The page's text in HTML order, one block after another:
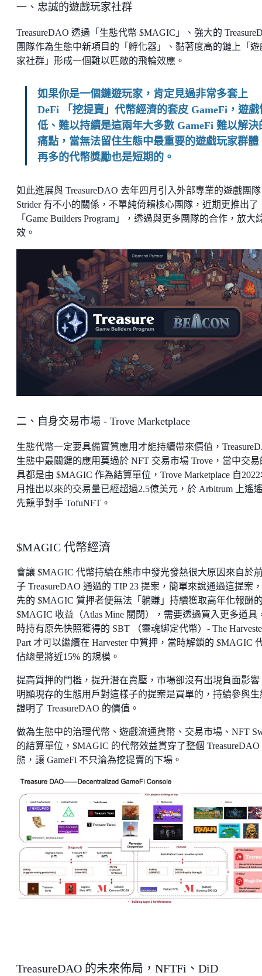
一、忠誠的遊戲玩家社群
TreasureDAO 透過「生態代幣 $MAGIC」、強大的
團隊作為生態中新項目的「孵化器」、黏著度高的鏈上「遊
家社群」形成一個難以匹敵的飛輪效應。
如果你是一個鏈遊玩家，肯定見過非常多套上
DeFi 「挖提賣」代幣經濟的套皮 GameFi，遊戲
低、難以持續是這兩年大多數 GameFi 難以解決
痛點，當無法留住生態中最重要的遊戲玩家群體
再多的代幣獎勵也是短期的。
如此進展與 TreasureDAO 去年四月引入外部專業的遊戲團隊
Strider 有不小的關係，不單純倚賴核心團隊，近期更推出了
「Game Builders Program」，透過與更多團隊的合作，放大
效。
二、自身交易市場 - Trove Marketplace
生態代幣一定要具備實質應用才能持續帶來價值，
生態中最關鍵的應用莫過於 NFT 交易市場 Trove，當中交易
具都是由 $MAGIC 作為結算單位，Trove Marketplace 自
月推出以來的交易量已經超過2.5億美元，於 Arbitrum 上遙
先競爭對手 TofuNFT。
$MAGIC 代幣經濟
會讓 $MAGIC 代幣持續在熊市中發光發熱很大原因來自於
子 TreasureDAO 通過的 TIP 23 提案，簡單來說通過這提案
先的 $MAGIC 質押者便無法「躺賺」持續獲取高年化報酬
$MAGIC 收益（Atlas Mine 關閉），需要透過買入更多道具
時持有原先快照獲得的 SBT （靈魂綁定代幣）- The
Part 才可以繼續在 Harvester 中質押，當時解鎖的 $MAGIC
佔總量將近15% 的規模。
提高質押的門檻，提升潛在賣壓，市場卻沒有出現負面影響
明顯現存的生態用戶對這樣子的提案是買單的，持續參與生
證明了 TreasureDAO 的價值。
做為生態中的治理代幣、遊戲流通貨幣、交易市場、NFT
的結算單位，$MAGIC 的代幣效益貫穿了整個 TreasureDAO
態，讓 GameFi 不只淪為挖提賣的下場。
TreasureDAO 的未來佈局，NFTFi、DiD